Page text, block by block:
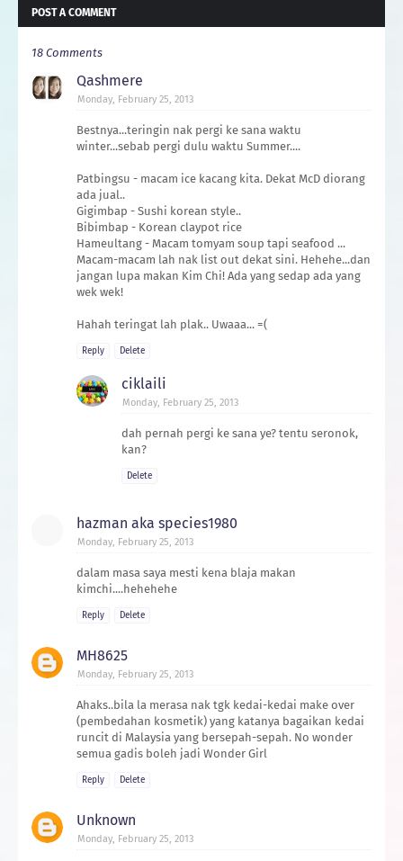
POST A COMMENT
18 Comments
Qashmere
Monday, February 25, 2013
Bestnya...teringin nak pergi ke sana waktu
winter...sebab pergi dulu waktu Summer....
Patbingsu - macam ice kacang kita. Dekat McD diorang
ada jual..
Gigimbap - Sushi korean style..
Bibimbap - Korean claypot rice
Hameultang - Macam tomyam soup tapi seafood ...
Macam-macam lah nak list out dekat sini. Hehehe...dan
jangan lupa makan Kim Chi! Ada yang sedap ada yang
wek wek!
Hahah teringat lah plak.. Uwaaa... =(
Reply Delete
ciklaili
Monday, February 25, 2013
dah pernah pergi ke sana ye? tentu seronok,
kan?
Delete
hazman aka species1980
Monday, February 25, 2013
dalam masa saya mesti kena blaja makan
kimchi....hehehehe
Reply Delete
MH8625
Monday, February 25, 2013
Ahaks..bila la merasa nak tgk kedai-kedai make over
(pembedahan kosmetik) yang katanya bagaikan kedai
runcit di Malaysia yang bersepah-sepah. No wonder
semua gadis boleh jadi Wonder Girl
Reply Delete
Unknown
Monday, February 25, 2013